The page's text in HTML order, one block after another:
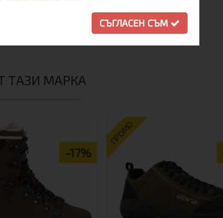
Arpenaz:
ТАЗИ МАРКА
-17%
ПРОМО
СЪГЛАСЕН СЪМ